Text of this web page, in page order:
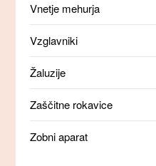
Vnetje mehurja
Vzglavniki
Žaluzije
Zaščitne rokavice
Zobni aparat